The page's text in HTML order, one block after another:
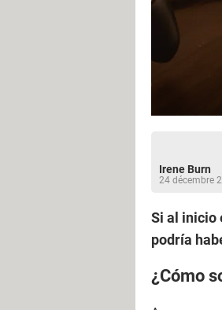
Irene Burn
24 décembre
Si al inicio
podría
¿Cómo